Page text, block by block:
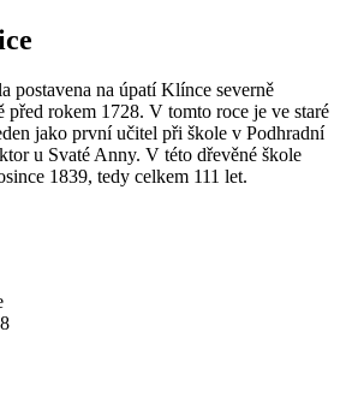
postavena na úpatí Klínce severně
před rokem 1728. V tomto roce je ve staré
jako první učitel při škole v Podhradní
u Svaté Anny. V této dřevěné škole
1839, tedy celkem 111 let.